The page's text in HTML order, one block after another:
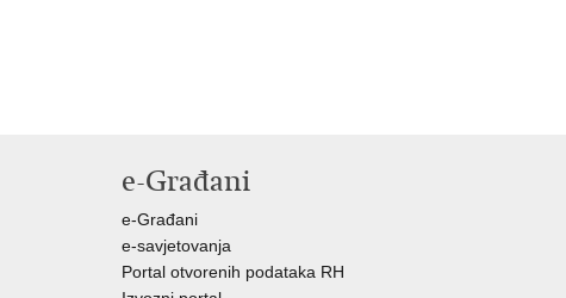
e-Građani
e-Građani
e-savjetovanja
Portal otvorenih podataka RH